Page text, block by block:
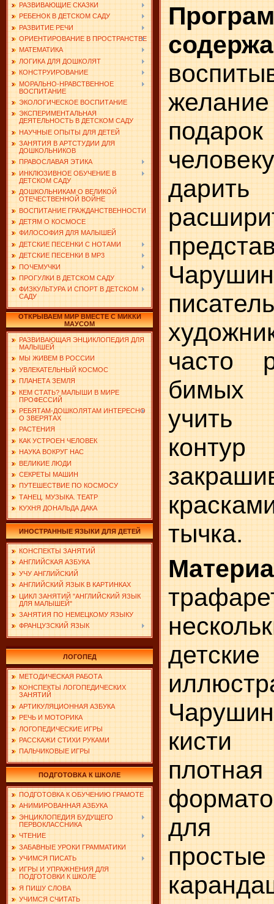
РАЗВИВАЮЩИЕ СКАЗКИ
РЕБЕНОК В ДЕТСКОМ САДУ
РАЗВИТИЕ РЕЧИ
ОРИЕНТИРОВАНИЕ В ПРОСТРАНСТВЕ
МАТЕМАТИКА
ЛОГИКА ДЛЯ ДОШКОЛЯТ
КОНСТРУИРОВАНИЕ
МОРАЛЬНО-НРАВСТВЕННОЕ
ВОСПИТАНИЕ
ЭКОЛОГИЧЕСКОЕ ВОСПИТАНИЕ
ЭКСПЕРИМЕНТАЛЬНАЯ
ДЕЯТЕЛЬНОСТЬ В ДЕТСКОМ САДУ
НАУЧНЫЕ ОПЫТЫ ДЛЯ ДЕТЕЙ
ЗАНЯТИЯ В АРТСТУДИИ ДЛЯ
ДОШКОЛЬНИКОВ
ПРАВОСЛАВАЯ ЭТИКА
ИНКЛЮЗИВНОЕ ОБУЧЕНИЕ В
ДЕТСКОМ САДУ
ДОШКОЛЬНИКАМ О ВЕЛИКОЙ
ОТЕЧЕСТВЕННОЙ ВОЙНЕ
ВОСПИТАНИЕ ГРАЖДАНСТВЕННОСТИ
ДЕТЯМ О КОСМОСЕ
ФИЛОСОФИЯ ДЛЯ МАЛЫШЕЙ
ДЕТСКИЕ ПЕСЕНКИ С НОТАМИ
ДЕТСКИЕ ПЕСЕНКИ В MP3
ПОЧЕМУЧКИ
ПРОГУЛКИ В ДЕТСКОМ САДУ
ФИЗКУЛЬТУРА И СПОРТ В ДЕТСКОМ
САДУ
ОТКРЫВАЕМ МИР ВМЕСТЕ С МИККИ
МАУСОМ
РАЗВИВАЮЩАЯ ЭНЦИКЛОПЕДИЯ ДЛЯ
МАЛЫШЕЙ
МЫ ЖИВЕМ В РОССИИ
УВЛЕКАТЕЛЬНЫЙ КОСМОС
ПЛАНЕТА ЗЕМЛЯ
КЕМ СТАТЬ? МАЛЫШИ В МИРЕ
ПРОФЕССИЙ
РЕБЯТАМ-ДОШКОЛЯТАМ ИНТЕРЕСНО
О ЗВЕРЯТАХ
РАСТЕНИЯ
КАК УСТРОЕН ЧЕЛОВЕК
НАУКА ВОКРУГ НАС
ВЕЛИКИЕ ЛЮДИ
СЕКРЕТЫ МАШИН
ПУТЕШЕСТВИЕ ПО КОСМОСУ
ТАНЕЦ. МУЗЫКА. ТЕАТР
КУХНЯ ДОНАЛЬДА ДАКА
ИНОСТРАННЫЕ ЯЗЫКИ ДЛЯ ДЕТЕЙ
КОНСПЕКТЫ ЗАНЯТИЙ
АНГЛИЙСКАЯ АЗБУКА
УЧУ АНГЛИЙСКИЙ
АНГЛИЙСКИЙ ЯЗЫК В КАРТИНКАХ
ЦИКЛ ЗАНЯТИЙ "АНГЛИЙСКИЙ ЯЗЫК
ДЛЯ МАЛЫШЕЙ"
ЗАНЯТИЯ ПО НЕМЕЦКОМУ ЯЗЫКУ
ФРАНЦУЗСКИЙ ЯЗЫК
ЛОГОПЕД
МЕТОДИЧЕСКАЯ РАБОТА
КОНСПЕКТЫ ЛОГОПЕДИЧЕСКИХ
ЗАНЯТИЙ
АРТИКУЛЯЦИОННАЯ АЗБУКА
РЕЧЬ И МОТОРИКА
ЛОГОПЕДИЧЕСКИЕ ИГРЫ
РАССКАЖИ СТИХИ РУКАМИ
ПАЛЬЧИКОВЫЕ ИГРЫ
ПОДГОТОВКА К ШКОЛЕ
ПОДГОТОВКА К ОБУЧЕНИЮ ГРАМОТЕ
АНИМИРОВАННАЯ АЗБУКА
ЭНЦИКЛОПЕДИЯ БУДУЩЕГО
ПЕРВОКЛАССНИКА
ЧТЕНИЕ
ЗАБАВНЫЕ УРОКИ ГРАММАТИКИ
УЧИМСЯ ПИСАТЬ
ИГРЫ И УПРАЖНЕНИЯ ДЛЯ
ПОДГОТОВКИ К ШКОЛЕ
Я ПИШУ СЛОВА
УЧИМСЯ СЧИТАТЬ
часто
бимых
учить
тычка.
кисти
для